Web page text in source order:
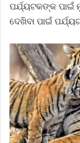
ପର୍ଯ୍ୟଟକଙ୍କ ପାଇଁ
ଦେଖିବା ପାଇଁ